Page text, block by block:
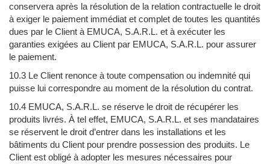
conservera après la résolution de la relation contractuelle le droit
à exiger le paiement immédiat et complet de toutes les quantités
dues par le Client à EMUCA, S.A.R.L. et à exécuter les
garanties exigées au Client par EMUCA, S.A.R.L. pour assurer
le paiement.
10.3 Le Client renonce à toute compensation ou indemnité qui
puisse lui correspondre au moment de la résolution du contrat.
10.4 EMUCA, S.A.R.L. se réserve le droit de récupérer les
produits livrés. À tel effet, EMUCA, S.A.R.L. et ses mandataires
se réservent le droit d’entrer dans les installations et les
bâtiments du Client pour prendre possession des produits. Le
Client est obligé à adopter les mesures nécessaires pour